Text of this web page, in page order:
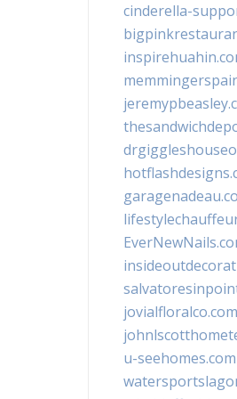
cinderella-
jovialfloralco.com
u-seehomes.com